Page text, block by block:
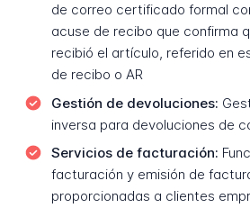
de correo certificado formal
acuse de recibo que confirma
recibió el artículo, referido en
de recibo o AR
Gestión de devoluciones:
inversa para devoluciones de
Servicios de facturación:
facturación y emisión de
proporcionadas a clientes